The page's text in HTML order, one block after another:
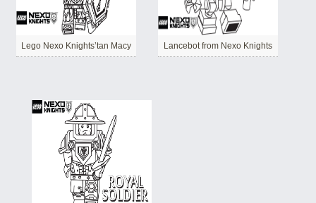
Lego Nexo Knights’tan Macy Lancebot from Nexo Knights